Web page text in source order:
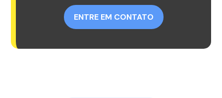
ENTRE EM CONTATO